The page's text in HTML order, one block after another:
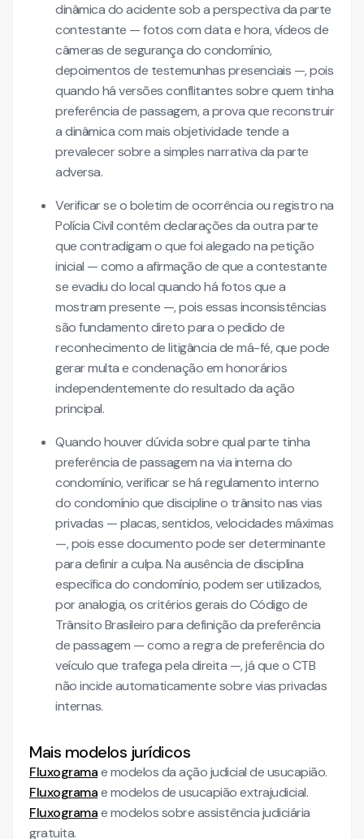
dinâmica do acidente sob a perspectiva da parte
contestante — fotos com data e hora, vídeos de
câmeras de segurança do condomínio,
depoimentos de testemunhas presenciais —, pois
quando há versões conflitantes sobre quem tinha
preferência de passagem, a prova que reconstruir
a dinâmica com mais objetividade tende a
prevalecer sobre a simples narrativa da parte
adversa.
Verificar se o boletim de ocorrência ou registro na
Polícia Civil contém declarações da outra parte
que contradigam o que foi alegado na petição
inicial — como a afirmação de que a contestante
se evadiu do local quando há fotos que a
mostram presente —, pois essas inconsistências
são fundamento direto para o pedido de
reconhecimento de litigância de má-fé, que pode
gerar multa e condenação em honorários
independentemente do resultado da ação
principal.
Quando houver dúvida sobre qual parte tinha
preferência de passagem na via interna do
condomínio, verificar se há regulamento interno
do condomínio que discipline o trânsito nas vias
privadas — placas, sentidos, velocidades máximas
—, pois esse documento pode ser determinante
para definir a culpa. Na ausência de disciplina
específica do condomínio, podem ser utilizados,
por analogia, os critérios gerais do Código de
Trânsito Brasileiro para definição da preferência
de passagem — como a regra de preferência do
veículo que trafega pela direita —, já que o CTB
não incide automaticamente sobre vias privadas
internas.
Mais modelos jurídicos
Fluxogramae modelos da ação judicial de usucapião.
Fluxogramae modelos de usucapião extrajudicial.
Fluxogramae modelos sobre assistência judiciária
gratuita.